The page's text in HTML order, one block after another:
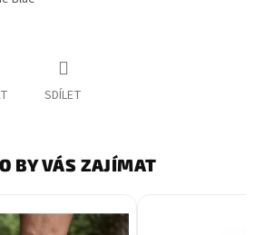
SDÍLET
BY VÁS ZAJÍMAT